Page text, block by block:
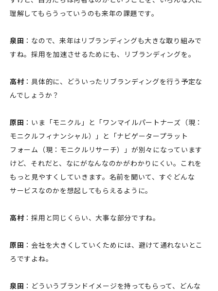
理解してもらうっていうのも来年の課題です。
泉田 ：なので、来年はリブランディングも大きな取り組みで
すね。採用を加速させるためにも、リブランディングを。
高村：具体的に、どういったリブランディングを行う予定な
んでしょうか？
原田 ：いま「モニクル」と「ワンマイルパートナーズ（現：
モニクルフィナンシャル）」と「ナビゲータープラット
フォーム（現：モニクルリサーチ）」が別々になっています
けど、それだと、なにがなんなのかがわかりにくい。これを
もっと見やすくしていきます。名前を聞いて、すぐどんな
サービスなのかを想起してもらえるように。
高村：採用と同じくらい、大事な部分ですね。
原田 ：会社を大きくしていくためには、避けて通れないとこ
ろですよね。
泉田 ：どういうブランドイメージを持ってもらって、どんな